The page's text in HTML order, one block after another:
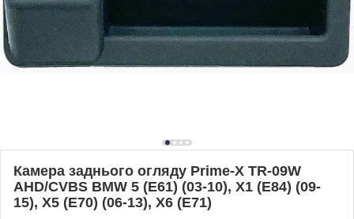
Камера заднього огляду Prime-X TR-09W
AHD/CVBS BMW 5 (E61) (03-10), X1 (E84) (09-
15), X5 (E70) (06-13), X6 (E71)